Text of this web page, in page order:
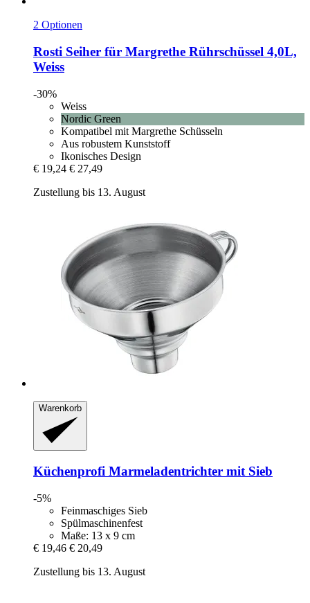
2 Optionen
Rosti Seiher für Margrethe Rührschüssel 4,0L,
Weiss
-30%
Weiss
Nordic Green
Kompatibel mit Margrethe Schüsseln
Aus robustem Kunststoff
Ikonisches Design
€ 19,24 € 27,49
Zustellung bis 13. August
Warenkorb
Küchenprofi Marmeladentrichter mit Sieb
-5%
Feinmaschiges Sieb
Spülmaschinenfest
Maße: 13 x 9 cm
€ 19,46 € 20,49
Zustellung bis 13. August